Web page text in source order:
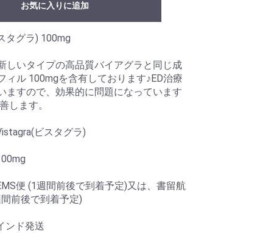
お気に入りに追加
タグラ) 100mg
しいタイプの高品質バイアグラと同じ成
ィル 100mgを含有しております♪ED治療
ますので、効果的に問題になっています
します。
ビスタグラ)
便 (1週間前後で到着予定)又は、書留航
前後で到着予定)
ド発送